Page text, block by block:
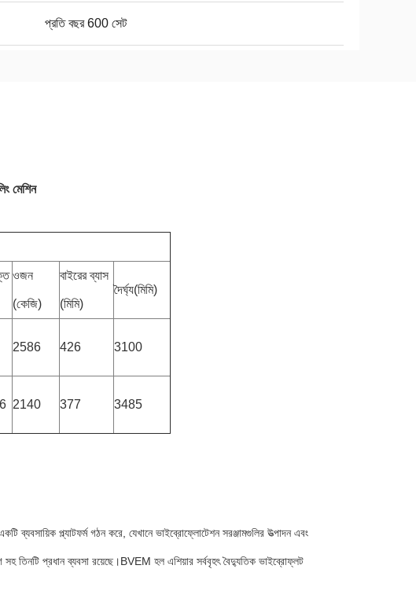
প্রতি বছর 600 সেট
মেশিন
ওজন
(কেজি)
বাইরের ব্যাস
(মিমি)
দৈর্ঘ্য(মিমি)
2586 426 3100
2140 377 3485
প্ল্যাটফর্ম গঠন করে, যেখানে ভাইব্রোফ্লোটেশন সরঞ্জামগুলির উত্পাদন এবং
তিনটি প্রধান ব্যবসা রয়েছে।BVEM হল এশিয়ার সর্ববৃহৎ বৈদ্যুতিক ভাইব্রোফ্লট